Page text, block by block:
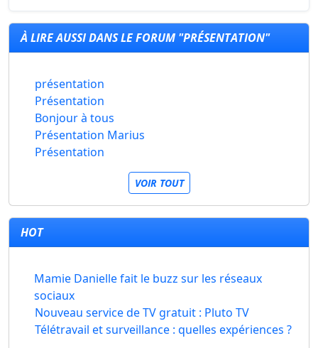
À LIRE AUSSI DANS LE FORUM "PRÉSENTATION"
présentation
Présentation
Bonjour à tous
Présentation Marius
Présentation
VOIR TOUT
HOT
Mamie Danielle fait le buzz sur les réseaux
sociaux
Nouveau service de TV gratuit : Pluto TV
Télétravail et surveillance : quelles expériences ?